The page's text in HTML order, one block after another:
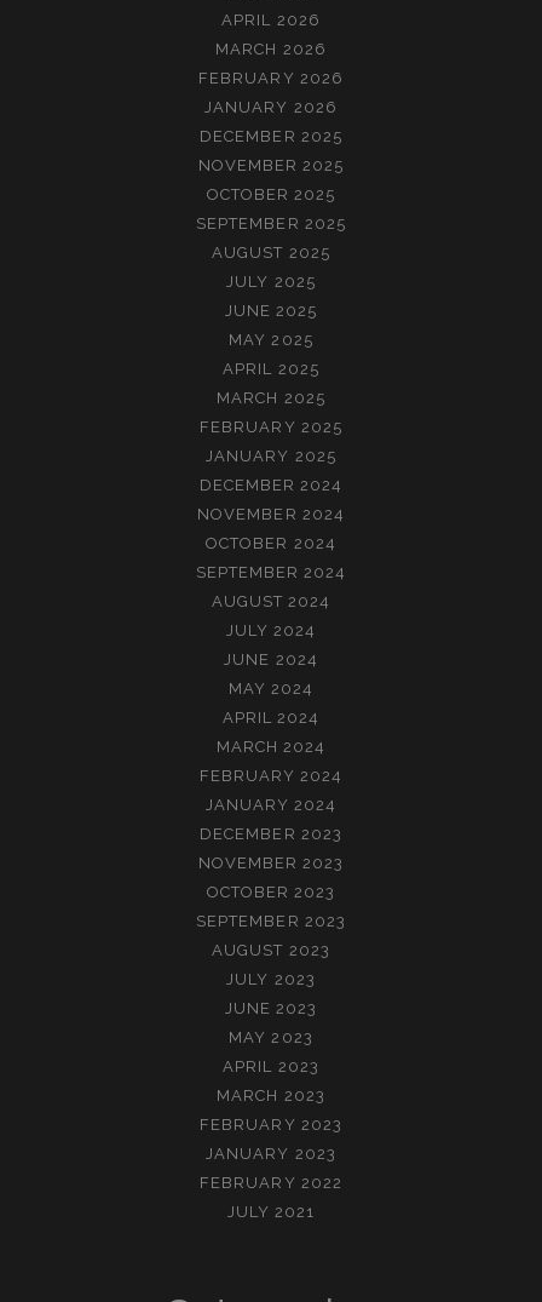
APRIL 2026
MARCH 2026
FEBRUARY 2026
JANUARY 2026
DECEMBER 2025
NOVEMBER 2025
OCTOBER 2025
SEPTEMBER 2025
AUGUST 2025
JULY 2025
JUNE 2025
MAY 2025
APRIL 2025
MARCH 2025
FEBRUARY 2025
JANUARY 2025
DECEMBER 2024
NOVEMBER 2024
OCTOBER 2024
SEPTEMBER 2024
AUGUST 2024
JULY 2024
JUNE 2024
MAY 2024
APRIL 2024
MARCH 2024
FEBRUARY 2024
JANUARY 2024
DECEMBER 2023
NOVEMBER 2023
OCTOBER 2023
SEPTEMBER 2023
AUGUST 2023
JULY 2023
JUNE 2023
MAY 2023
APRIL 2023
MARCH 2023
FEBRUARY 2023
JANUARY 2023
FEBRUARY 2022
JULY 2021